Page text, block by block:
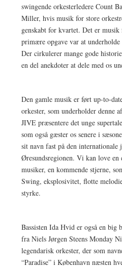
swingende orkesterledere Count
Miller, hvis musik for store
genskabt for kvartet. Det er
primære opgave var at
Der cirkulerer mange gode
en del anekdoter at dele med os
Den gamle musik er ført up-to-
orkester, som underholder denne
JIVE præsentere det unge
som også gæster os senere i
sit navn fast på den internationale
Øresundsregionen. Vi kan love en
musiker, en kommende stjerne,
Swing, eksplosivitet, flotte
styrke.
Bassisten Ida Hvid er også en big
fra Niels Jørgen Steens Monday
legendarisk orkester, der som
“Paradise” i København næsten